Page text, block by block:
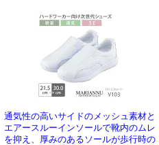
通気性の高いサイドのメッシュ素材と
エアースルーインソールで靴内のムレ
を抑え、厚みのあるソールが歩行時の